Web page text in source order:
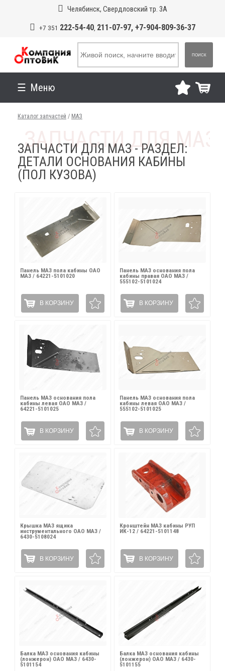
Челябинск, Свердловский тр. 3А
+7 351 222-54-40, 211-07-97, +7-904-809-36-37
ПОИСК
Меню
Каталог запчастей / МАЗ
ЗАПЧАСТИ ДЛЯ МАЗ - РАЗДЕЛ:
ДЕТАЛИ ОСНОВАНИЯ КАБИНЫ
(ПОЛ КУЗОВА)
Панель МАЗ пола кабины ОАО
МАЗ / 64221-5101020
В КОРЗИНУ
Панель МАЗ основания пола
кабины правая ОАО МАЗ /
555102-5101024
В КОРЗИНУ
Панель МАЗ основания пола
кабины левая ОАО МАЗ /
64221-5101025
В КОРЗИНУ
Панель МАЗ основания пола
кабины левая ОАО МАЗ /
555102-5101025
В КОРЗИНУ
Крышка МАЗ ящика
инструментального ОАО МАЗ /
6430-5108024
В КОРЗИНУ
Кронштейн МАЗ кабины РУП
ИК-12 / 64221-5101148
В КОРЗИНУ
Балка МАЗ основания кабины
(лонжерон) ОАО МАЗ / 6430-
5101154
Балка МАЗ основания кабины
(лонжерон) ОАО МАЗ / 6430-
5101155